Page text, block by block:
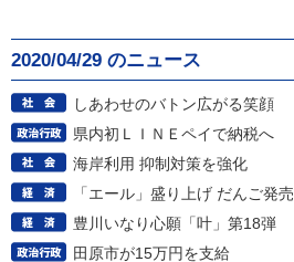
2020/04/29 のニュース
しあわせのバトン広がる笑顔
県内初ＬＩＮＥペイで納税へ
海岸利用 抑制対策を強化
「エール」盛り上げ だんご発売
豊川いなり心願「叶」第18弾
田原市が15万円を支給